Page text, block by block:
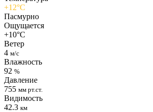
+12°C
Пасмурно
Ощущается
+10°C
Ветер
4 м/с
Влажность
92 %
Давление
755 мм рт.ст.
Видимость
42.3 км